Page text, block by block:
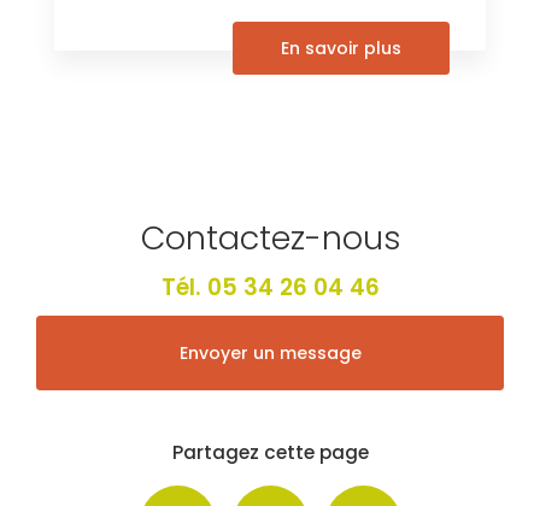
En savoir plus
Contactez-nous
Tél. 05 34 26 04 46
Envoyer un message
Partagez cette page
Facebook